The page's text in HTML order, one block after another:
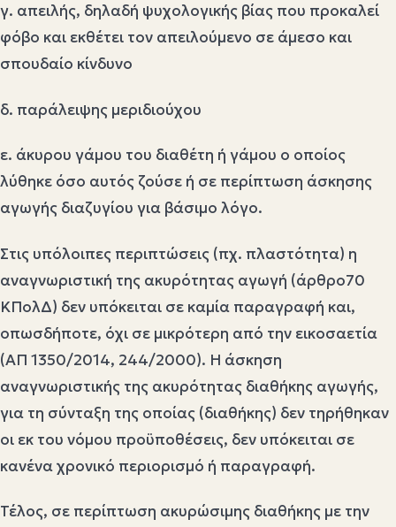
γ. απειλής, δηλαδή ψυχολογικής βίας που προκαλεί
φόβο και εκθέτει τον απειλούμενο σε άμεσο και
σπουδαίο κίνδυνο
δ. παράλειψης μεριδιούχου
ε. άκυρου γάμου του διαθέτη ή γάμου ο οποίος
λύθηκε όσο αυτός ζούσε ή σε περίπτωση άσκησης
αγωγής διαζυγίου για βάσιμο λόγο.
Στις υπόλοιπες περιπτώσεις (πχ. πλαστότητα) η
αναγνωριστική της ακυρότητας αγωγή (άρθρο70
ΚΠολΔ) δεν υπόκειται σε καμία παραγραφή και,
οπωσδήποτε, όχι σε μικρότερη από την εικοσαετία
(ΑΠ 1350/2014, 244/2000). Η άσκηση
αναγνωριστικής της ακυρότητας διαθήκης αγωγής,
για τη σύνταξη της οποίας (διαθήκης) δεν τηρήθηκαν
οι εκ του νόμου προϋποθέσεις, δεν υπόκειται σε
κανένα χρονικό περιορισμό ή παραγραφή.
Τέλος, σε περίπτωση ακυρώσιμης διαθήκης με την